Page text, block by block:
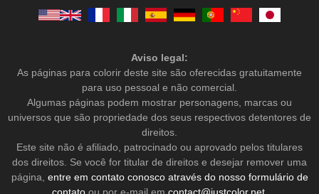
Aviso legal:
As páginas para colorir deste site são oferecidas gratuitamente
para uso pessoal e não comercial.
Algumas páginas podem mostrar personagens, marcas ou
universos que são propriedade dos seus respectivos detentores de
direitos.
Este site não é afiliado, patrocinado ou aprovado pelos titulares
dos direitos. Se você for titular de direitos e desejar remover uma
página, entre em contato conosco através do nosso formulário de